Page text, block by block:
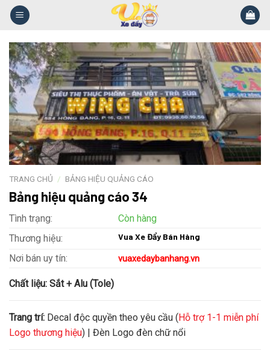
Skip
TRANG CHỦ / BẢNG HIỆU QUẢNG CÁO
Bảng hiệu quảng cáo 34
Tình trạng:
Còn hàng
Thương hiệu:
Vua Xe Đẩy Bán Hàng
Nơi bán uy tín: vuaxedaybanhang.vn
Chất liệu: Sắt + Alu (Tole)
Trang trí: Decal độc quyền theo yêu cầu (Hỗ trợ 1-1 miễn phí
Logo thương hiệu) | Đèn Logo đèn chữ nổi